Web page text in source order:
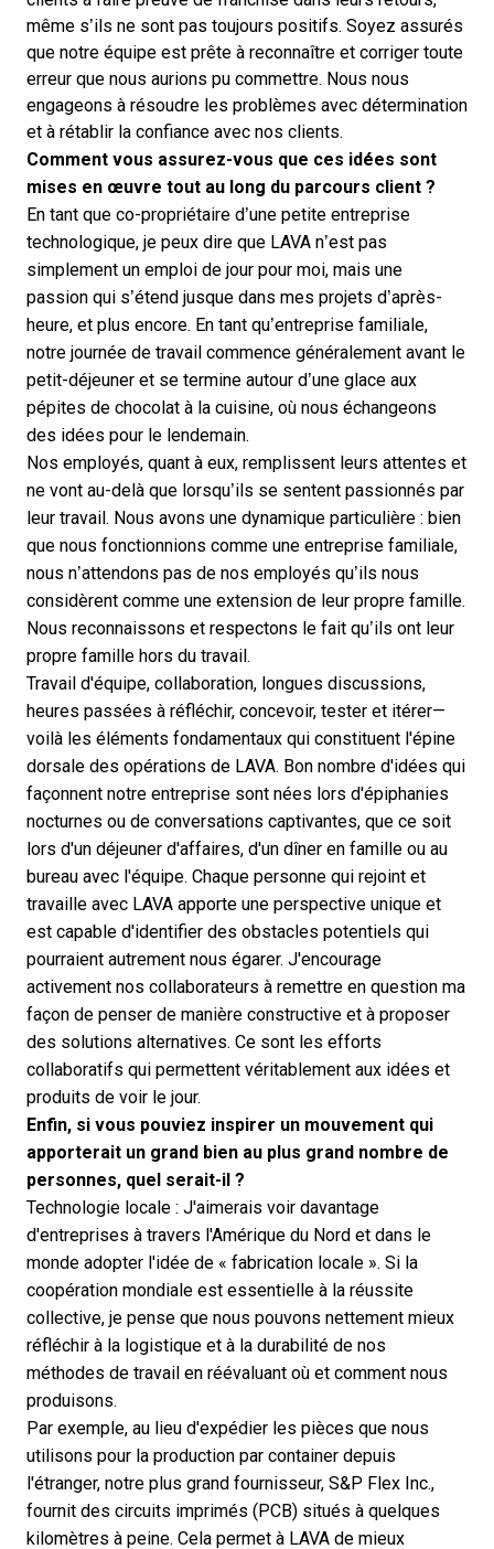
même s’ils ne sont pas toujours positifs. Soyez assurés
que notre équipe est prête à reconnaître et corriger toute
erreur que nous aurions pu commettre. Nous nous
engageons à résoudre les problèmes avec détermination
et à rétablir la confiance avec nos clients.
Comment vous assurez-vous que ces idées sont
mises en œuvre tout au long du parcours client ?
En tant que co-propriétaire d’une petite entreprise
technologique, je peux dire que LAVA n’est pas
simplement un emploi de jour pour moi, mais une
passion qui s’étend jusque dans mes projets d’après-
heure, et plus encore. En tant qu’entreprise familiale,
notre journée de travail commence généralement avant le
petit-déjeuner et se termine autour d’une glace aux
pépites de chocolat à la cuisine, où nous échangeons
des idées pour le lendemain.
Nos employés, quant à eux, remplissent leurs attentes et
ne vont au-delà que lorsqu’ils se sentent passionnés par
leur travail. Nous avons une dynamique particulière : bien
que nous fonctionnions comme une entreprise familiale,
nous n’attendons pas de nos employés qu’ils nous
considèrent comme une extension de leur propre famille.
Nous reconnaissons et respectons le fait qu’ils ont leur
propre famille hors du travail.
Travail d'équipe, collaboration, longues discussions,
heures passées à réfléchir, concevoir, tester et itérer—
voilà les éléments fondamentaux qui constituent l'épine
dorsale des opérations de LAVA. Bon nombre d'idées qui
façonnent notre entreprise sont nées lors d'épiphanies
nocturnes ou de conversations captivantes, que ce soit
lors d'un déjeuner d'affaires, d'un dîner en famille ou au
bureau avec l'équipe. Chaque personne qui rejoint et
travaille avec LAVA apporte une perspective unique et
est capable d'identifier des obstacles potentiels qui
pourraient autrement nous égarer. J'encourage
activement nos collaborateurs à remettre en question ma
façon de penser de manière constructive et à proposer
des solutions alternatives. Ce sont les efforts
collaboratifs qui permettent véritablement aux idées et
produits de voir le jour.
Enfin, si vous pouviez inspirer un mouvement qui
apporterait un grand bien au plus grand nombre de
personnes, quel serait-il ?
Technologie locale : J'aimerais voir davantage
d'entreprises à travers l'Amérique du Nord et dans le
monde adopter l'idée de « fabrication locale ». Si la
coopération mondiale est essentielle à la réussite
collective, je pense que nous pouvons nettement mieux
réfléchir à la logistique et à la durabilité de nos
méthodes de travail en réévaluant où et comment nous
produisons.
Par exemple, au lieu d'expédier les pièces que nous
utilisons pour la production par container depuis
l'étranger, notre plus grand fournisseur, S&P Flex Inc.,
fournit des circuits imprimés (PCB) situés à quelques
kilomètres à peine. Cela permet à LAVA de mieux